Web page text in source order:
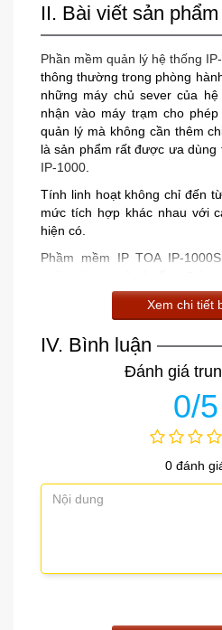
II. Bài viết sản phẩm
Phần mềm quản lý hệ thống
thông thường trong phòng
những máy chủ sever của
nhận vào máy trạm cho
quản lý mà không cần thêm
là sản phẩm rất được ưa dùng
IP-1000
Tính linh hoạt không chỉ đến
mức tích hợp khác nhau với
hiện có.
Phầm mềm IP TOA IP-1000S
chuyển đổi tín hiệu tương tự
Địa chỉ IP-loa không chỉ mang
đặt mà còn sử dụng bằng
kết nối với các thiết bị khách
khuếch đại lớp học hoặc micrô
Xem chi tiết
IV. Bình luận
Đánh giá
0/5
0 đánh